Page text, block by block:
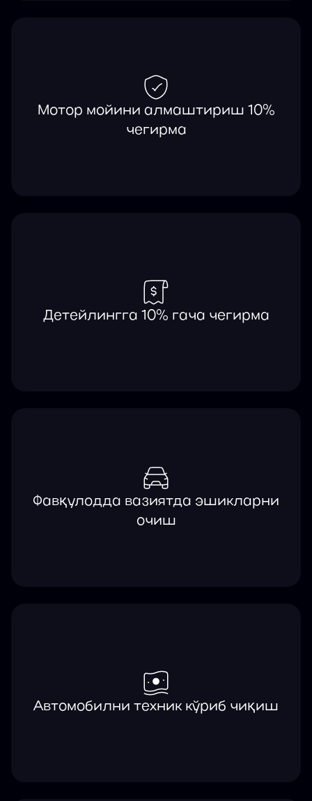
Мотор мойини алмаштириш 10%
чегирма
Детейлингга 10% гача чегирма
Фавқулодда вазиятда эшикларни
очиш
Автомобилни техник кўриб чиқиш